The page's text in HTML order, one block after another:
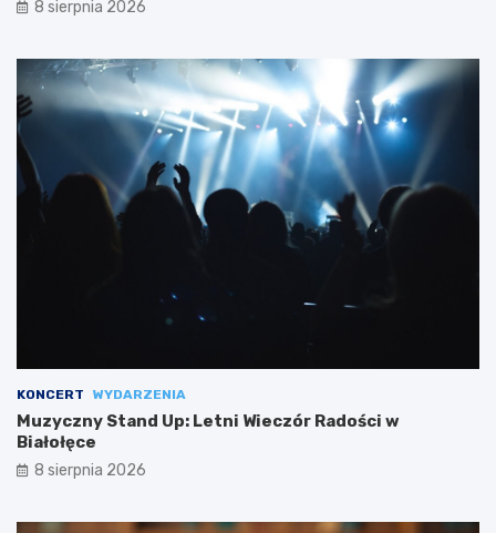
8 sierpnia 2026
KONCERT WYDARZENIA
Muzyczny Stand Up: Letni Wieczór Radości w
Białołęce
8 sierpnia 2026